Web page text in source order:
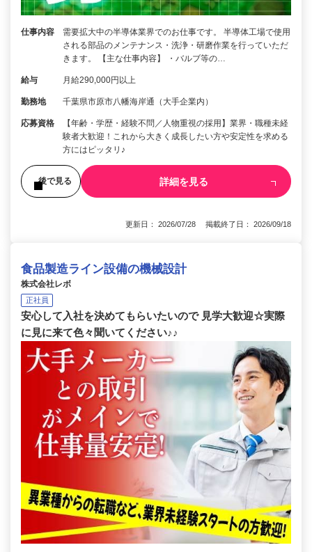
仕事内容
需要拡大中の半導体業界でのお仕事です。 半導体工場で使用
される部品のメンテナンス・洗浄・研磨作業を行っていただ
きます。 【主な仕事内容】 ・バルブ等の…
給与 月給290,000円以上
勤務地 千葉県市原市八幡海岸通（大手企業内）
応募資格
【年齢・学歴・経験不問／人物重視の採用】業界・職種未経
験者大歓迎！これから大きく成長したい方や安定性を求める
方にはピッタリ♪
後で見る 詳細を見る
更新日： 2026/07/28 掲載終了日： 2026/09/18
食品製造ライン設備の機械設計
株式会社レボ
正社員
安心して入社を決めてもらいたいので 見学大歓迎☆実際
に見に来て色々聞いてください♪♪